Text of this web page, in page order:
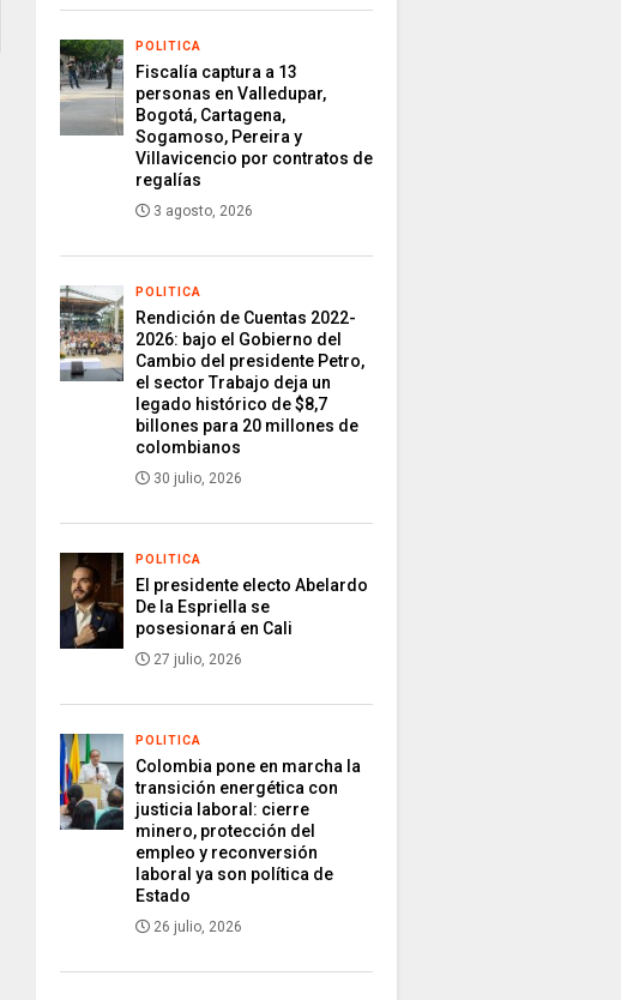
POLITICA
Fiscalía captura a 13
personas en Valledupar,
Bogotá, Cartagena,
Sogamoso, Pereira y
Villavicencio por contratos de
regalías
3 agosto, 2026
POLITICA
Rendición de Cuentas 2022-
2026: bajo el Gobierno del
Cambio del presidente Petro,
el sector Trabajo deja un
legado histórico de $8,7
billones para 20 millones de
colombianos
30 julio, 2026
POLITICA
El presidente electo Abelardo
De la Espriella se
posesionará en Cali
27 julio, 2026
POLITICA
Colombia pone en marcha la
transición energética con
justicia laboral: cierre
minero, protección del
empleo y reconversión
laboral ya son política de
Estado
26 julio, 2026